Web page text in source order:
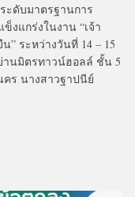
ะดับมาตรฐานการ
งแกร่งในงาน “เจ้า
” ระหว่างวันที่ 14 – 15
านมิตรทาวน์ฮอลล์ ชั้น 5
ร นางสาวฐาปนีย์